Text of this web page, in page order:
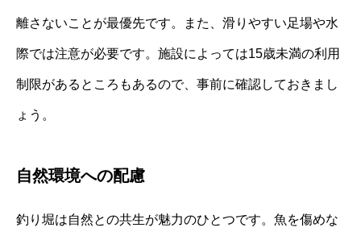
離さないことが最優先です。また、滑りやすい足場や水
際では注意が必要です。施設によっては15歳未満の利用
制限があるところもあるので、事前に確認しておきまし
ょう。
自然環境への配慮
釣り堀は自然との共生が魅力のひとつです。魚を傷めな